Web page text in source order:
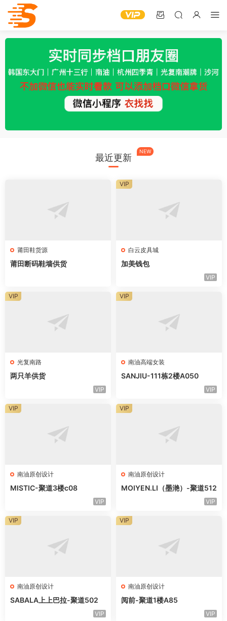
最近更新
NEW
莆田鞋货源
莆田断码鞋墙供货
白云皮具城
加美钱包
VIP
VIP
光复南路
两只羊供货
VIP
VIP
南油高端女装
SANJIU-111栋2楼A050
VIP
VIP
南油原创设计
MISTIC-聚道3楼c08
VIP
VIP
南油原创设计
MOIYEN.LI（墨滟）-聚道512
VIP
VIP
南油原创设计
SABALA上上巴拉-聚道502
VIP
VIP
南油原创设计
阅前-聚道1楼A85
VIP
VIP